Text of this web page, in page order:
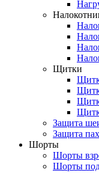
Щитки
Защита
Защита
Шорты
Шорты
Шорты